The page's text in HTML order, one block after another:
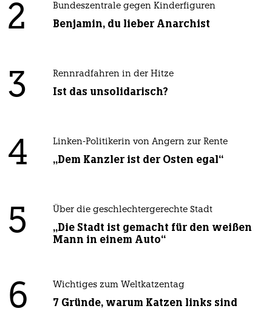
2 Bundeszentrale gegen Kinderfiguren
Benjamin, du lieber Anarchist
3 Rennradfahren in der Hitze
Ist das unsolidarisch?
4 Linken-Politikerin von Angern zur Rente
„Dem Kanzler ist der Osten egal“
5 Über die geschlechtergerechte Stadt
„Die Stadt ist gemacht für den weißen
Mann in einem Auto“
6 Wichtiges zum Weltkatzentag
7 Gründe, warum Katzen links sind